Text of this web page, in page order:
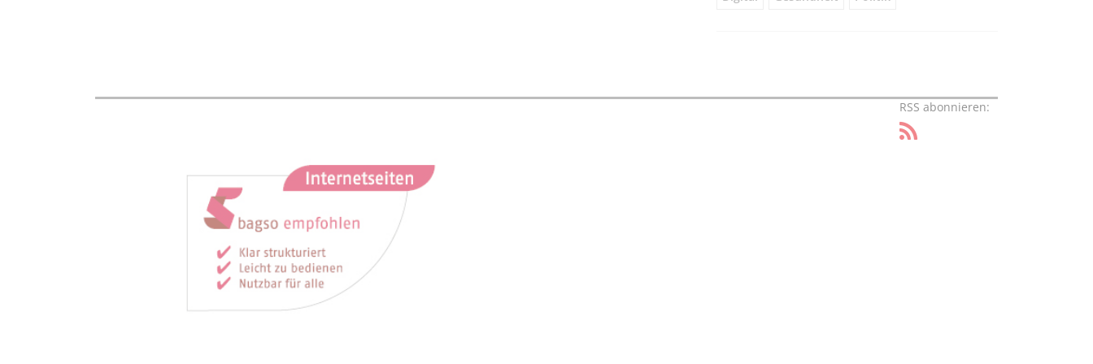
RSS abonnieren: